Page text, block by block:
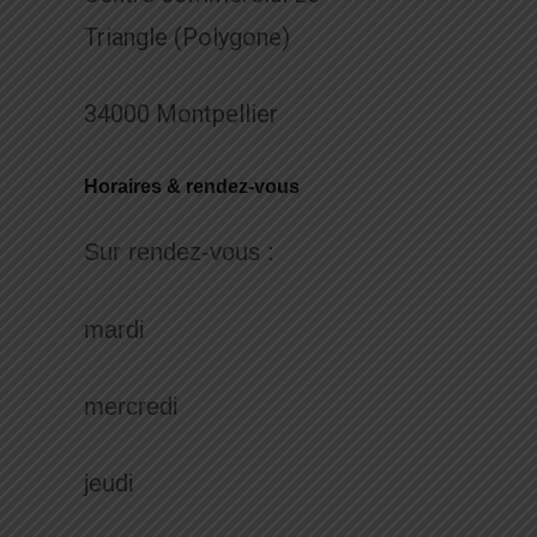
Triangle (Polygone)
34000 Montpellier
Horaires & rendez-vous
Sur rendez-vous :
mardi
mercredi
jeudi